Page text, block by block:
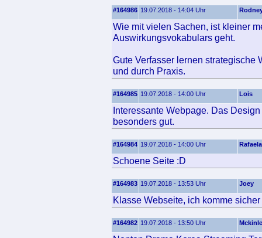
#164986 19.07.2018 - 14:04 Uhr
Wie mit vielen Sachen, ist kleiner
Auswirkungsvokabulars geht.
Gute Verfasser lernen strategische
und durch Praxis.
#164985 19.07.2018 - 14:00 Uhr Lois
Interessante Webpage. Das
besonders gut.
#164984 19.07.2018 - 14:00 Uhr Rafaela
Schoene Seite :D
#164983 19.07.2018 - 13:53 Uhr Joey
Klasse Webseite, ich komme
#164982 19.07.2018 - 13:50 Uhr